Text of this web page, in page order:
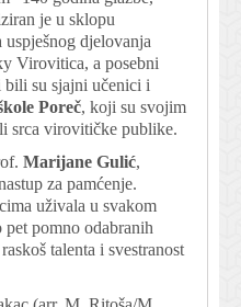
je u sklopu
djelovanja
Virovitica, a posebni
bili su sjajni učenici i
Poreč, koji su svojim
srca virovitičke publike.
Marijane Gulić,
za pamćenje.
uživala u svakom
pet pomno odabranih
talenta i svestranost